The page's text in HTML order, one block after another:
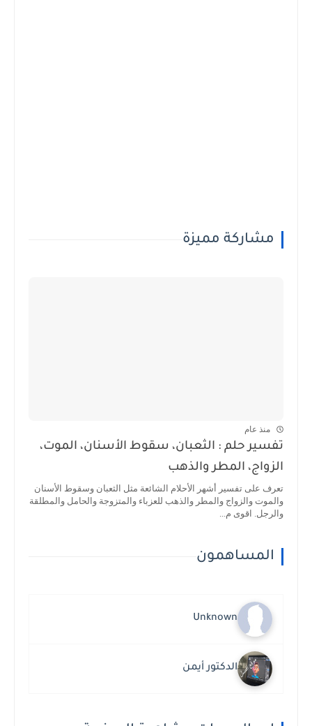
مشاركة مميزة
منذ عام
تفسير حلم : الثعبان، سقوط الأسنان، الموت،
الزواج، المطر والذهب
تعرف على تفسير أشهر الأحلام الشائعة مثل الثعبان وسقوط الأسنان
والموت والزواج والمطر والذهب للعزباء والمتزوجة والحامل والمطلقة
والرجل. اقوى م...
المساهمون
Unknown
الدكتور أيمن